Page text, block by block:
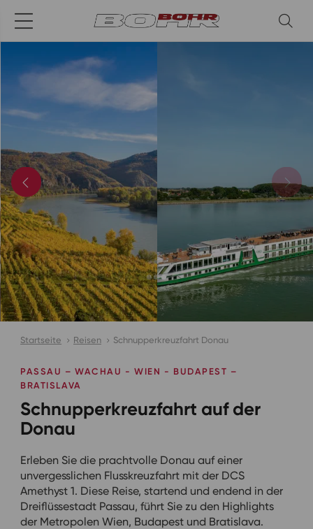
Startseite Reisen Schnupperkreuzfahrt Donau
Schnupperkreuzfahrt auf der
Donau
PASSAU – WACHAU - WIEN - BUDAPEST –
BRATISLAVA
Erleben Sie die prachtvolle Donau auf einer
unvergesslichen Flusskreuzfahrt mit der DCS
Amethyst 1. Diese Reise, startend und endend in der
Dreiflüssestadt Passau, führt Sie zu den Highlights
der Metropolen Wien, Budapest und Bratislava.